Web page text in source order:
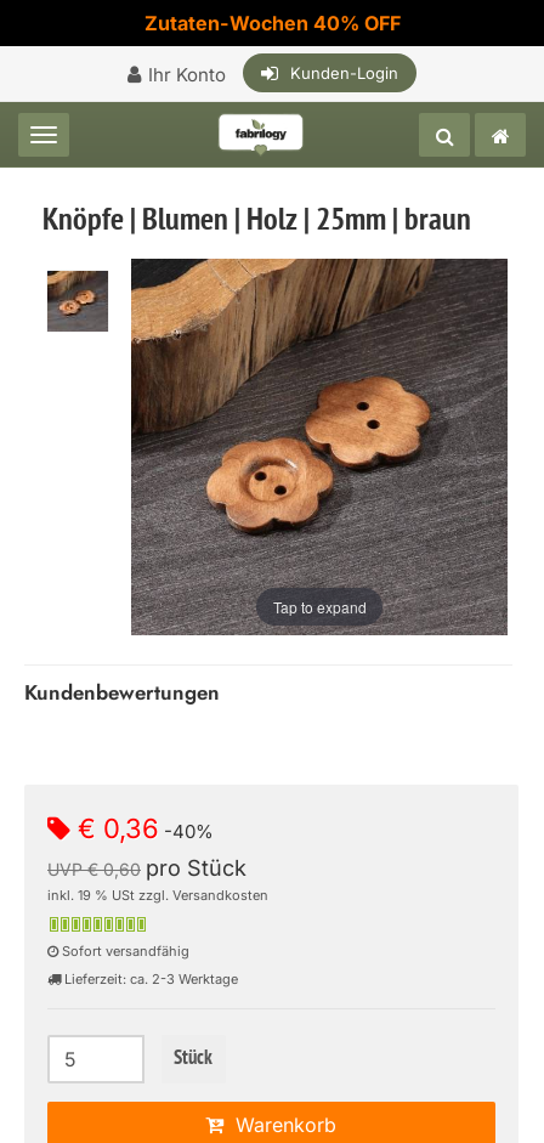
Zutaten-Wochen 40% OFF
Ihr Konto Kunden-Login
Toggle navigation
Knöpfe | Blumen | Holz | 25mm | braun
Tap to expand
Kundenbewertungen
€ 0,36 -40%
UVP € 0,60 pro Stück
inkl. 19 % USt zzgl. Versandkosten
Sofort versandfähig
Lieferzeit: ca. 2-3 Werktage
Stück
Warenkorb